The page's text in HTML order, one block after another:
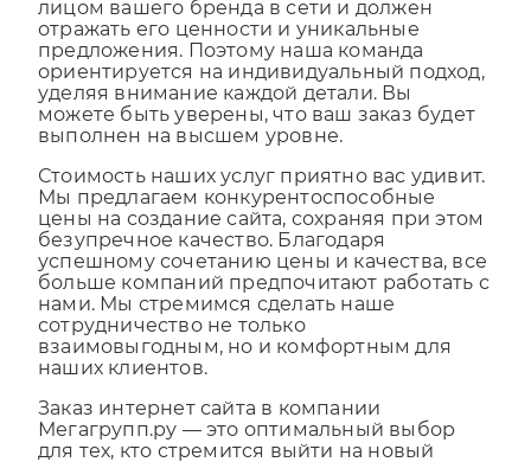
сайт для любой компании. Он является
лицом вашего бренда в сети и должен
отражать его ценности и уникальные
предложения. Поэтому наша команда
ориентируется на индивидуальный подход,
уделяя внимание каждой детали. Вы
можете быть уверены, что ваш заказ будет
Стоимость наших услуг приятно вас удивит.
Мы предлагаем конкурентоспособные
цены на создание сайта, сохраняя при этом
безупречное качество. Благодаря
успешному сочетанию цены и качества, все
больше компаний предпочитают работать с
нами. Мы стремимся сделать наше
сотрудничество не только
взаимовыгодным, но и комфортным для
Заказ интернет сайта в компании
Мегагрупп.ру — это оптимальный выбор